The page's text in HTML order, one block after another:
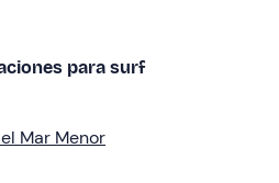
para surf
Mar Menor